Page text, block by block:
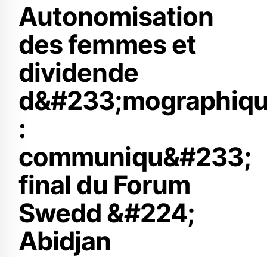
Autonomisation
des femmes et
dividende
:
communiqu&#233;
final du Forum
Swedd &#224;
Abidjan